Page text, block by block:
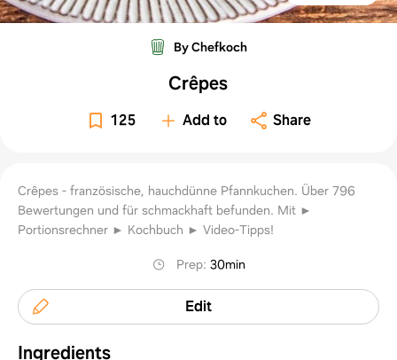
By Chefkoch
Crêpes
125 Add to Share
Crêpes - französische, hauchdünne Pfannkuchen. Über 796
Bewertungen und für schmackhaft befunden. Mit ►
Portionsrechner ► Kochbuch ► Video-Tipps!
Prep: 30min
Edit
Ingredients